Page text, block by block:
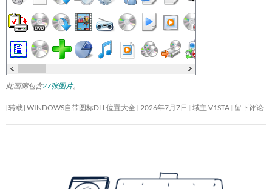
此画廊包含27张图片。
[转载] WINDOWS自带图标DLL位置大全 2026年7月7日 域主 V1STA 留下评论